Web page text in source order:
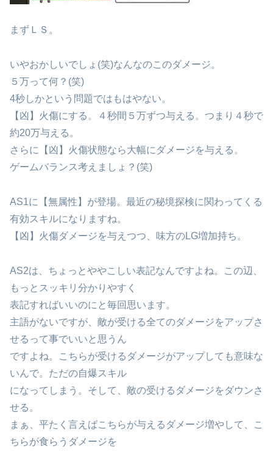
まずＬＳ。
いやおかしいでしょ(笑)なんなのこのダメージ。
５万って何？(笑)
4秒しかという問題ではもはやない。
【凶】火傷にする。４秒間５万ずつ与える。つまり４秒で
約20万与える。
さらに【凶】火傷状態なら大幅にダメージを与える。
ゲームバランス考えましょ？(笑)
AS1に【無属性】が登場。最近の秘境探検に関わってくる
有効スキルになりますね。
【凶】火傷ダメージを与えつつ、味方のLG増加持ち。
AS2は、ちょっとややこしい表記なんですよね。この辺、
もっとスッキリ分かりやすく
表記すればいいのにと毎回思います。
主語がないですが、敵が受ける全てのダメージをアップさ
せるって事でいいと思うん
ですよね。こちらが受けるダメージがアップしても意味な
いんで。ただの自爆スキル
になってしまう。そして、敵の受けるダメージをダウンさ
せる。
まぁ、平たく言えばこちらが与えるダメージ増やして、こ
ちらが食らうダメージを